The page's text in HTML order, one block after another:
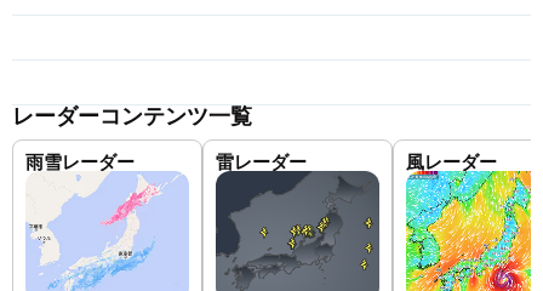
レーダーコンテンツ一覧
雨雪レーダー 雷レーダー 風レーダー